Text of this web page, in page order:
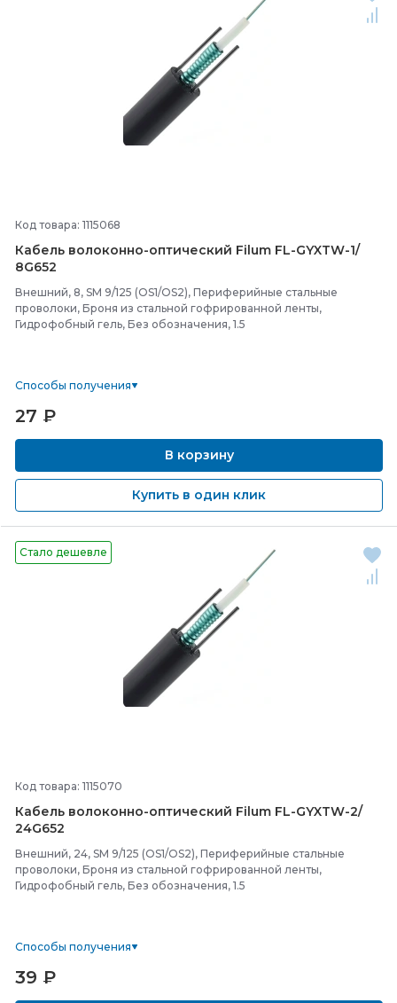
Код товара: 1115068
Кабель волоконно-оптический Filum FL-GYXTW-1/
8G652
Внешний, 8, SM 9/125 (OS1/OS2), Периферийные стальные
проволоки, Броня из стальной гофрированной ленты,
Гидрофобный гель, Без обозначения, 1.5
Способы получения
27 ₽
В корзину
Купить в один клик
Стало дешевле
Код товара: 1115070
Кабель волоконно-оптический Filum FL-GYXTW-2/
24G652
Внешний, 24, SM 9/125 (OS1/OS2), Периферийные стальные
проволоки, Броня из стальной гофрированной ленты,
Гидрофобный гель, Без обозначения, 1.5
Способы получения
39 ₽